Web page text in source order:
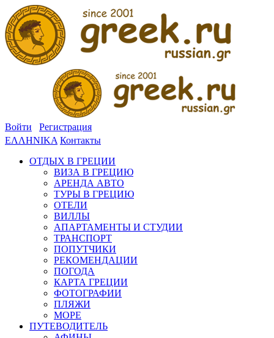
Войти
Регистрация
ΕΛΛΗΝΙΚΑ Контакты
ОТДЫХ В ГРЕЦИИ
ВИЗА В ГРЕЦИЮ
АРЕНДА АВТО
ТУРЫ В ГРЕЦИЮ
ОТЕЛИ
ВИЛЛЫ
АПАРТАМЕНТЫ И СТУДИИ
ТРАНСПОРТ
ПОПУТЧИКИ
РЕКОМЕНДАЦИИ
ПОГОДА
КАРТА ГРЕЦИИ
ФОТОГРАФИИ
ПЛЯЖИ
МОРЕ
ПУТЕВОДИТЕЛЬ